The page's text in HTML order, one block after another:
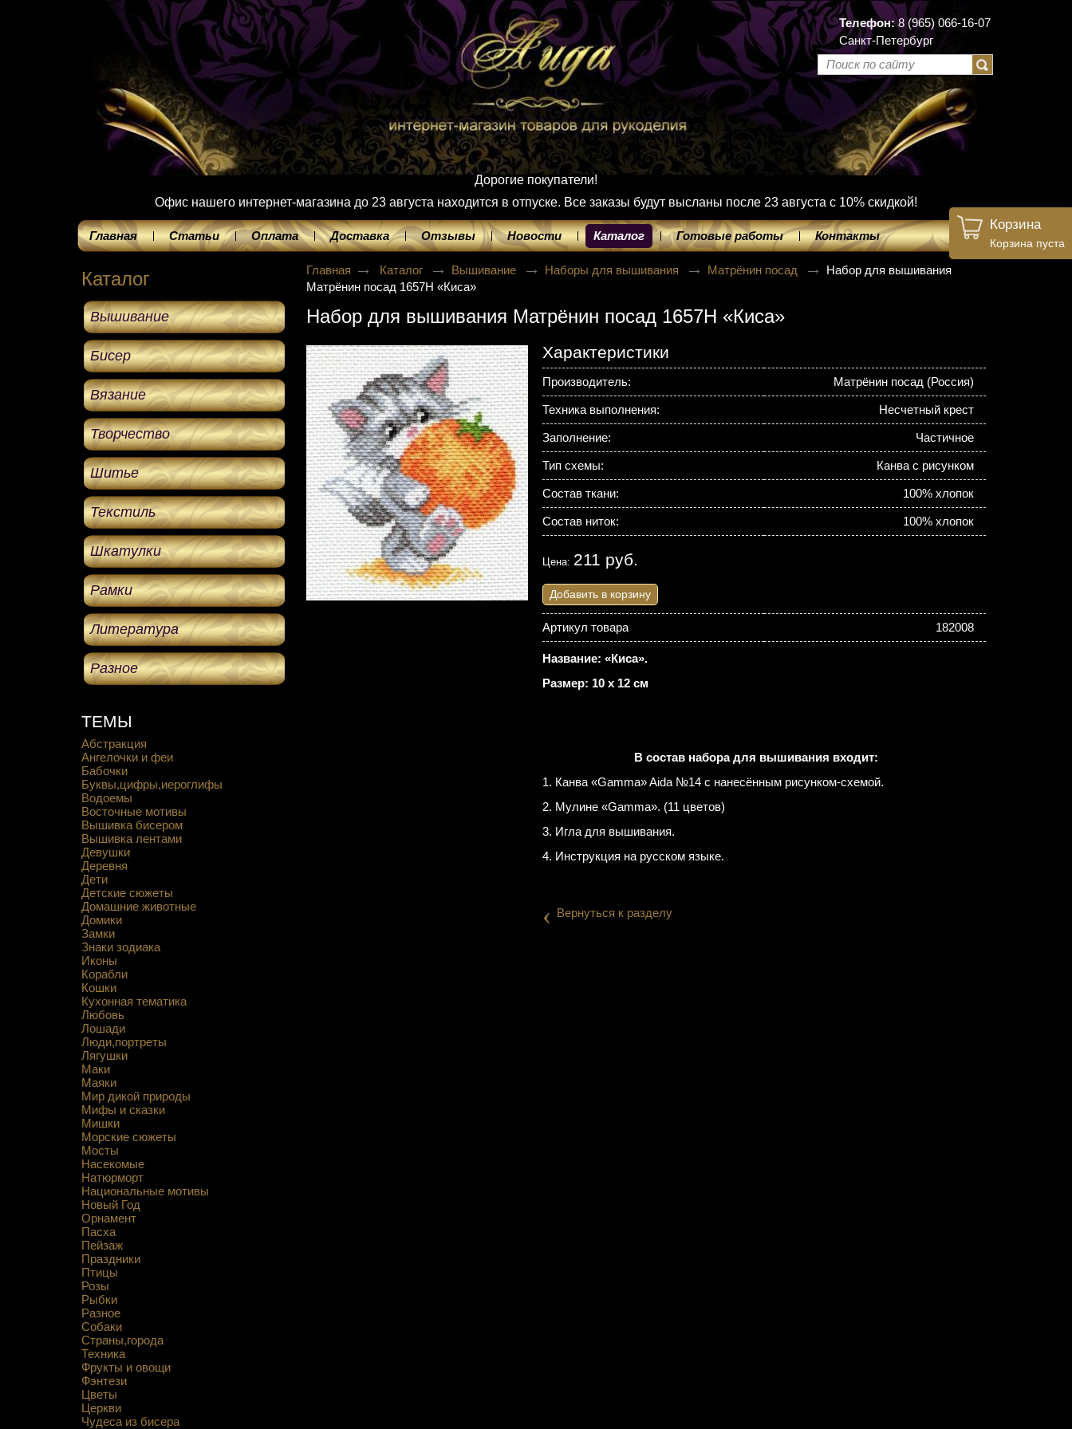
Телефон:8 (965) 066-16-07
Санкт-Петербург
Дорогие покупатели!
Офис нашего интернет-магазина до 23 августа находится в отпуске. Все заказы будут высланы после 23 августа с 10% скидкой!
Главная Статьи Оплата Доставка Отзывы Новости Каталог Готовые работы Контакты
Каталог
Вышивание
Бисер
Вязание
Творчество
Шитье
Текстиль
Шкатулки
Рамки
Литература
Разное
Корзина
Корзина пуста
ТЕМЫ
Абстракция
Ангелочки и феи
Бабочки
Буквы,цифры,иероглифы
Водоемы
Восточные мотивы
Вышивка бисером
Вышивка лентами
Девушки
Деревня
Дети
Детские сюжеты
Домашние животные
Домики
Замки
Знаки зодиака
Иконы
Корабли
Кошки
Кухонная тематика
Любовь
Лошади
Люди,портреты
Лягушки
Маки
Маяки
Мир дикой природы
Мифы и сказки
Мишки
Морские сюжеты
Мосты
Насекомые
Натюрморт
Национальные мотивы
Новый Год
Орнамент
Пасха
Пейзаж
Праздники
Птицы
Розы
Рыбки
Разное
Собаки
Страны,города
Техника
Фрукты и овощи
Фэнтези
Цветы
Церкви
Чудеса из бисера
Главная Каталог Вышивание Наборы для вышивания Матрёнин посад
Набор для вышивания
Матрёнин посад 1657Н «Киса»
Набор для вышивания Матрёнин посад 1657Н «Киса»
Характеристики
Производитель: Матрёнин посад (Россия)
Техника выполнения: Несчетный крест
Заполнение: Частичное
Тип схемы: Канва с рисунком
Состав ткани: 100% хлопок
Состав ниток: 100% хлопок
Цена: 211 руб.
Добавить в корзину
Артикул товара 182008
Название: «Киса».
Размер: 10 х 12 см
В состав набора для вышивания входит:
1. Канва «Gamma» Aida №14 с нанесённым рисунком-схемой.
2. Мулине «Gamma». (11 цветов)
3. Игла для вышивания.
4. Инструкция на русском языке.
‹ Вернуться к разделу